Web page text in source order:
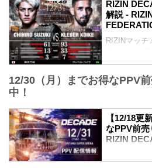
ント組み合
女子 −53.0kg
Female Blue
男子−62.0...
ライアン・
合延期に伴
【変更前】
↓
【変更後】
開場／13:00
RIZIN
るお知らせ
ライアン・
合延期に伴
望されるチ
RIZIN
解説 -
RIZINマッチ
戦カードの
ーンやスト
ば、試合観
前に是非チ
Yogibo
雷神番外地
第7試合／安
ン
RIZINスタ
2分6R（
12/30（月）までお得なPPV
中！
【12/18更
なPPV前売
RIZIN
RIZIN
フィシャル